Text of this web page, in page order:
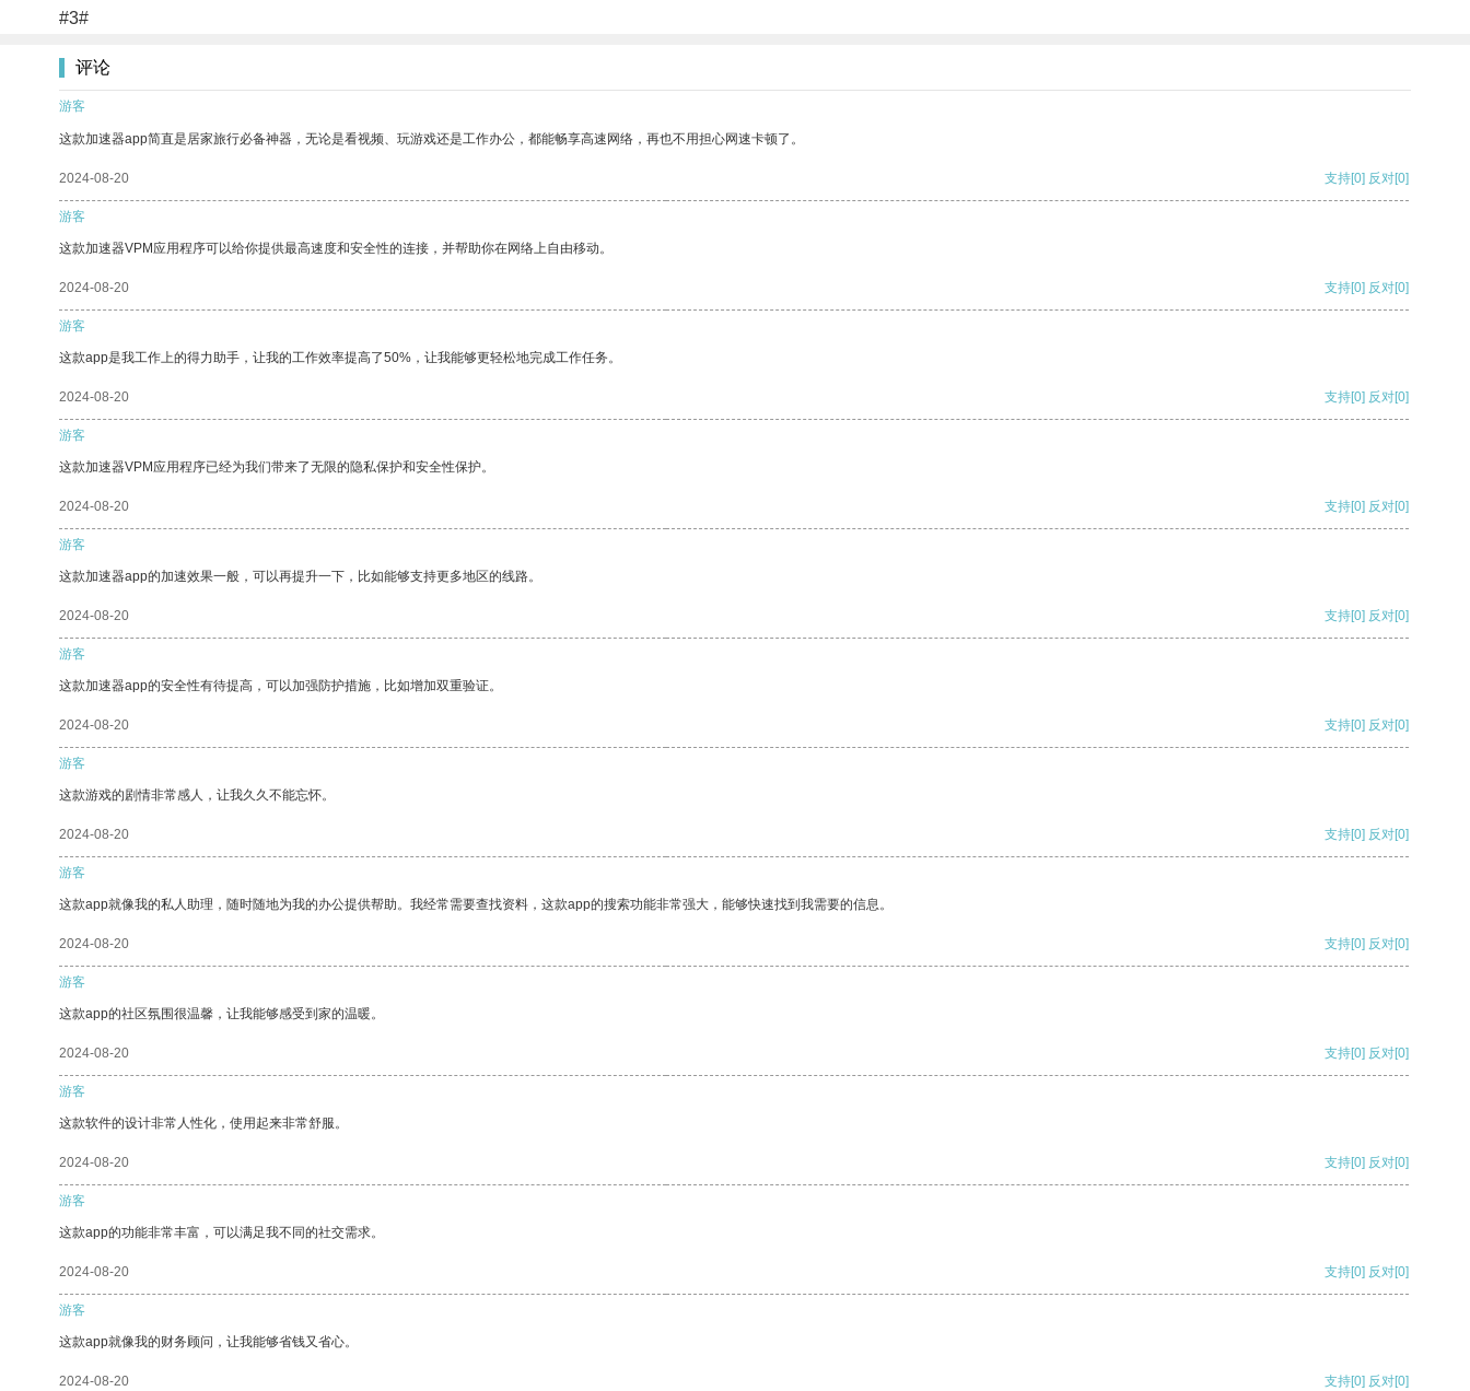
#3#
评论
游客
这款加速器app简直是居家旅行必备神器，无论是看视频、玩游戏还是工作办公，都能畅享高速网络，再也不用担心网速卡顿了。
2024-08-20 支持[0] 反对[0]
游客
这款加速器VPM应用程序可以给你提供最高速度和安全性的连接，并帮助你在网络上自由移动。
2024-08-20 支持[0] 反对[0]
游客
这款app是我工作上的得力助手，让我的工作效率提高了50%，让我能够更轻松地完成工作任务。
2024-08-20 支持[0] 反对[0]
游客
这款加速器VPM应用程序已经为我们带来了无限的隐私保护和安全性保护。
2024-08-20 支持[0] 反对[0]
游客
这款加速器app的加速效果一般，可以再提升一下，比如能够支持更多地区的线路。
2024-08-20 支持[0] 反对[0]
游客
这款加速器app的安全性有待提高，可以加强防护措施，比如增加双重验证。
2024-08-20 支持[0] 反对[0]
游客
这款游戏的剧情非常感人，让我久久不能忘怀。
2024-08-20 支持[0] 反对[0]
游客
这款app就像我的私人助理，随时随地为我的办公提供帮助。我经常需要查找资料，这款app的搜索功能非常强大，能够快速找到我需要的信息。
2024-08-20 支持[0] 反对[0]
游客
这款app的社区氛围很温馨，让我能够感受到家的温暖。
2024-08-20 支持[0] 反对[0]
游客
这款软件的设计非常人性化，使用起来非常舒服。
2024-08-20 支持[0] 反对[0]
游客
这款app的功能非常丰富，可以满足我不同的社交需求。
2024-08-20 支持[0] 反对[0]
游客
这款app就像我的财务顾问，让我能够省钱又省心。
2024-08-20 支持[0] 反对[0]